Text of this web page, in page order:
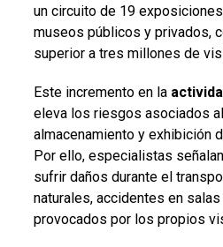
un circuito de 19
museos públicos y privados,
superior a tres millones de
Este incremento en la
eleva los riesgos asociados
almacenamiento y exhibición
Por ello, especialistas
sufrir daños durante el
naturales, accidentes en
provocados por los propios